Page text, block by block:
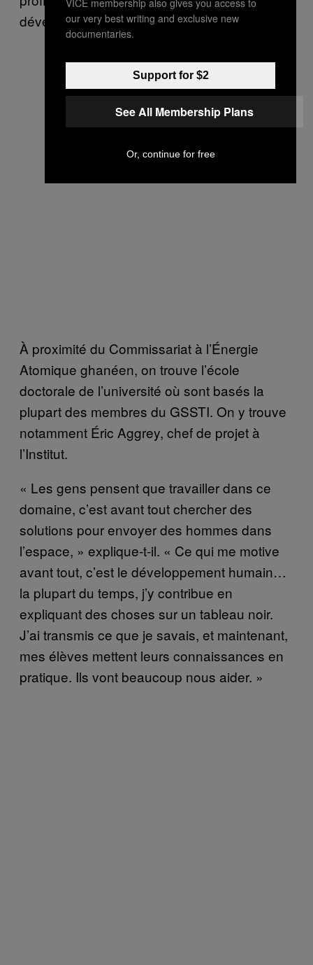
développement de satellites.
À proximité du Commissariat à l’Énergie
Atomique ghanéen, on trouve l’école
doctorale de l’université où sont basés la
plupart des membres du GSSTI. On y trouve
notamment Éric Aggrey, chef de projet à
l’Institut.
« Les gens pensent que travailler dans ce
domaine, c’est avant tout chercher des
solutions pour envoyer des hommes dans
l’espace, » explique-t-il. « Ce qui me motive
avant tout, c’est le développement humain…
la plupart du temps, j’y contribue en
expliquant des choses sur un tableau noir.
J’ai transmis ce que je savais, et maintenant,
mes élèves mettent leurs connaissances en
pratique. Ils vont beaucoup nous aider. »
our very best writing and exclusive new
documentaries.
Support for $2
See All Membership Plans
Or, continue for free